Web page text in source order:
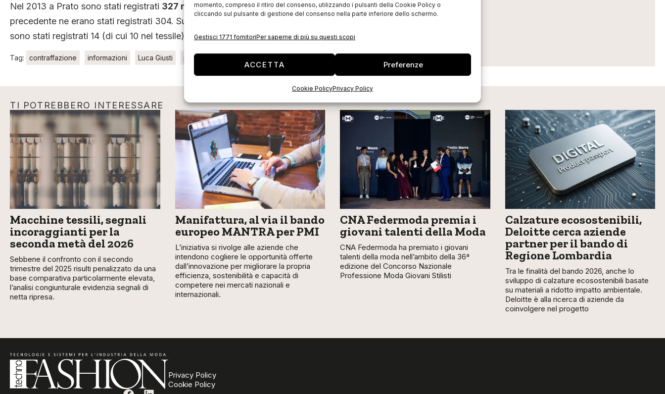
momento, compreso il ritiro del consenso, utilizzando i pulsanti della Cookie Policy o
cliccando sul pulsante di gestione del consenso nella parte inferiore dello schermo.
Gestisci 1771 fornitoriPer saperne di più su questi scopi
ACCETTA Preferenze
Cookie PolicyPrivacy Policy
Nel 2013 a Prato sono stati registrati 327 marchi nazionali, di cui 151 nel settore tessile.L’anno
precedente ne erano stati registrati 304. Sul versante dei marchi internazionali, nel 2013 ne tessile ne
sono stati registrati 14 (di cui 10 nel tessile), confermando il dato dell’anno precedente.
Tag: contraffazione informazioni Luca Giusti prodotti
TI POTREBBERO INTERESSARE
Macchine tessili, segnali
incoraggianti per la
seconda metà del 2026
Sebbene il confronto con il secondo
trimestre del 2025 risulti penalizzato da una
base comparativa particolarmente elevata,
l’analisi congiunturale evidenzia segnali di
netta ripresa.
Manifattura, al via il bando
europeo MANTRA per PMI
L’iniziativa si rivolge alle aziende che
intendono cogliere le opportunità offerte
dall’innovazione per migliorare la propria
efficienza, sostenibilità e capacità di
competere nei mercati nazionali e
internazionali.
CNA Federmoda premia i
giovani talenti della Moda
CNA Federmoda ha premiato i giovani
talenti della moda nell’ambito della 36ª
edizione del Concorso Nazionale
Professione Moda Giovani Stilisti
Calzature ecosostenibili,
Deloitte cerca aziende
partner per il bando di
Regione Lombardia
Tra le finalità del bando 2026, anche lo
sviluppo di calzature ecosostenibili basate
su materiali a ridotto impatto ambientale.
Deloitte è alla ricerca di aziende da
coinvolgere nel progetto
Privacy Policy
Cookie Policy